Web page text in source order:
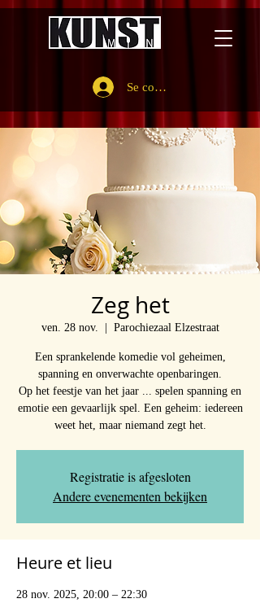
Se connecter
Zeg het
ven. 28 nov. Parochiezaal Elzestraat
Een sprankelende komedie vol geheimen,
spanning en onverwachte openbaringen.
Op het feestje van het jaar ... spelen spanning en
emotie een gevaarlijk spel. Een geheim: iedereen
weet het, maar niemand zegt het.
Registratie is afgesloten
Andere evenementen bekijken
Heure et lieu
28 nov. 2025, 20:00 – 22:30